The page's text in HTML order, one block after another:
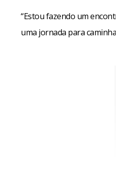
“Estou fazendo um
uma jornada para